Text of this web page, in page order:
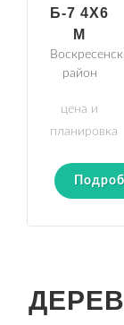
Б-7 4Х6
М
район
цена и
планировка